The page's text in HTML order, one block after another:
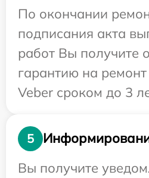
По окончании
подписания акта
работ Вы получите
гарантию на ремонт
Veber сроком до 3
5
Вы получите